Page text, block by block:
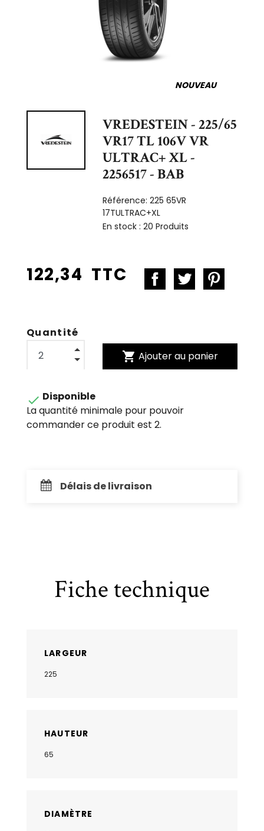
NOUVEAU
VREDESTEIN - 225/65
VR17 TL 106V VR
ULTRAC+ XL -
2256517 - BAB
Référence:225 65VR
17TULTRAC+XL
En stock :20 Produits
122,34 TTC
Quantité
shopping_cart Ajouter au panier
 Disponible
La quantité minimale pour pouvoir
commander ce produit est 2.
Délais de livraison
Fiche technique
LARGEUR
225
HAUTEUR
65
DIAMÈTRE